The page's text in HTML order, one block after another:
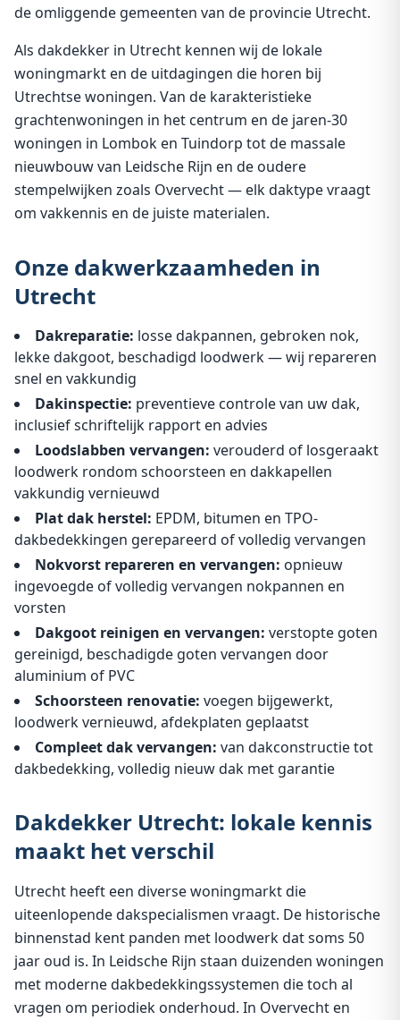
de omliggende gemeenten van de provincie Utrecht.
Als dakdekker in Utrecht kennen wij de lokale
woningmarkt en de uitdagingen die horen bij
Utrechtse woningen. Van de karakteristieke
grachtenwoningen in het centrum en de jaren-30
woningen in Lombok en Tuindorp tot de massale
nieuwbouw van Leidsche Rijn en de oudere
stempelwijken zoals Overvecht — elk daktype vraagt
om vakkennis en de juiste materialen.
Onze dakwerkzaamheden in
Utrecht
Dakreparatie: losse dakpannen, gebroken nok,
lekke dakgoot, beschadigd loodwerk — wij repareren
snel en vakkundig
Dakinspectie: preventieve controle van uw dak,
inclusief schriftelijk rapport en advies
Loodslabben vervangen: verouderd of losgeraakt
loodwerk rondom schoorsteen en dakkapellen
vakkundig vernieuwd
Plat dak herstel: EPDM, bitumen en TPO-
dakbedekkingen gerepareerd of volledig vervangen
Nokvorst repareren en vervangen: opnieuw
ingevoegde of volledig vervangen nokpannen en
vorsten
Dakgoot reinigen en vervangen: verstopte goten
gereinigd, beschadigde goten vervangen door
aluminium of PVC
Schoorsteen renovatie: voegen bijgewerkt,
loodwerk vernieuwd, afdekplaten geplaatst
Compleet dak vervangen: van dakconstructie tot
dakbedekking, volledig nieuw dak met garantie
Dakdekker Utrecht: lokale kennis
maakt het verschil
Utrecht heeft een diverse woningmarkt die
uiteenlopende dakspecialismen vraagt. De historische
binnenstad kent panden met loodwerk dat soms 50
jaar oud is. In Leidsche Rijn staan duizenden woningen
met moderne dakbedekkingssystemen die toch al
vragen om periodiek onderhoud. In Overvecht en